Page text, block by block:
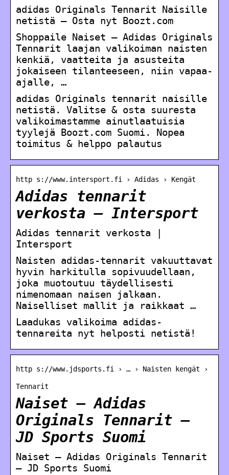
adidas Originals Tennarit Naisille
netistä – Osta nyt Boozt.com
Shoppaile Naiset – Adidas Originals
Tennarit laajan valikoiman naisten
kenkiä, vaatteita ja asusteita
jokaiseen tilanteeseen, niin vapaa-
ajalle, …
adidas Originals tennarit naisille
netistä. Valitse & osta suuresta
valikoimastamme ainutlaatuisia
tyylejä Boozt.com Suomi. Nopea
toimitus & helppo palautus
http s://www.intersport.fi › Adidas › Kengät
Adidas tennarit
verkosta – Intersport
Adidas tennarit verkosta |
Intersport
Naisten adidas-tennarit vakuuttavat
hyvin harkitulla sopivuudellaan,
joka muotoutuu täydellisesti
nimenomaan naisen jalkaan.
Naiselliset mallit ja raikkaat …
Laadukas valikoima adidas-
tennareita nyt helposti netistä!
http s://www.jdsports.fi › … › Naisten kengät ›
Tennarit
Naiset – Adidas
Originals Tennarit –
JD Sports Suomi
Naiset – Adidas Originals Tennarit
– JD Sports Suomi